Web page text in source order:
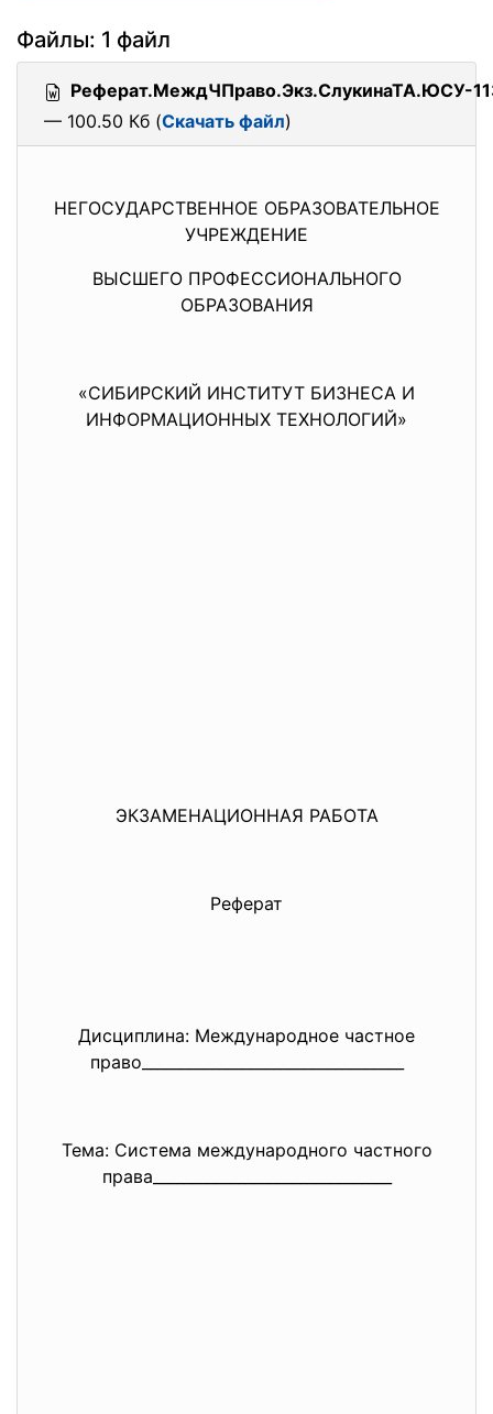
Файлы: 1 файл
Реферат.МеждЧПраво.Экз.СлукинаТА.ЮСУ-
— 100.50 Кб (Скачать файл)
НЕГОСУДАРСТВЕННОЕ ОБРАЗОВАТЕЛЬНОЕ
УЧРЕЖДЕНИЕ
ВЫСШЕГО ПРОФЕССИОНАЛЬНОГО
ОБРАЗОВАНИЯ
«СИБИРСКИЙ ИНСТИТУТ БИЗНЕСА И
ИНФОРМАЦИОННЫХ ТЕХНОЛОГИЙ»
ЭКЗАМЕНАЦИОННАЯ РАБОТА
Реферат
Дисциплина: Международное частное
право_________________________
Тема: Система международного частного
права_________________________